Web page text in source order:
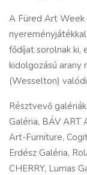
A Füred Art Week
fődíjat sorolnak
kidolgozású arany
(Wesselton)
Résztvevő
Galéria, BÁV ART
Art-Furniture,
Erdész Galéria,
CHERRY, Lumas